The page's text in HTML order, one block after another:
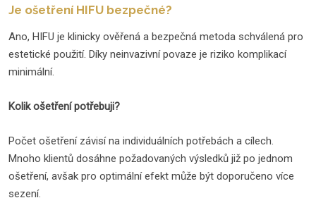
Je ošetření HIFU bezpečné?
Ano, HIFU je klinicky ověřená a bezpečná metoda schválená pro
estetické použití. Díky neinvazivní povaze je riziko komplikací
minimální.
Kolik ošetření potřebuji?
Počet ošetření závisí na individuálních potřebách a cílech.
Mnoho klientů dosáhne požadovaných výsledků již po jednom
ošetření, avšak pro optimální efekt může být doporučeno více
sezení.